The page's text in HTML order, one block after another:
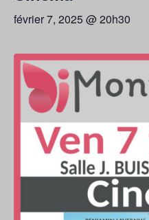
février 7, 2025 @ 20h30